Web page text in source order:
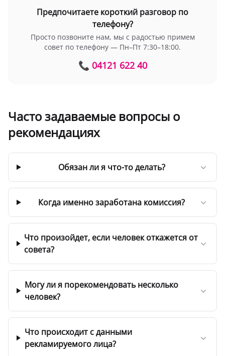
Предпочитаете короткий разговор по
телефону?
Просто позвоните нам, мы с радостью примем
совет по телефону — Пн–Пт 7:30–18:00.
📞 04121 622 40
Часто задаваемые вопросы о
рекомендациях
Обязан ли я что-то делать?
Когда именно заработана комиссия?
Что произойдет, если человек откажется от
совета?
Могу ли я порекомендовать несколько
человек?
Что происходит с данными
рекламируемого лица?